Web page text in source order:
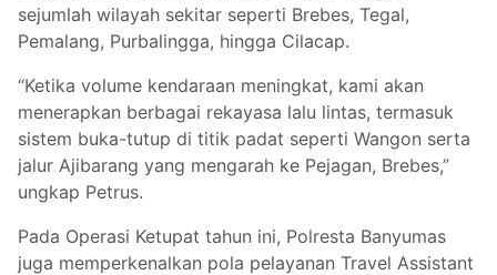
sejumlah wilayah sekitar seperti Brebes, Tegal,
Pemalang, Purbalingga, hingga Cilacap.
“Ketika volume kendaraan meningkat, kami akan
menerapkan berbagai rekayasa lalu lintas, termasuk
sistem buka-tutup di titik padat seperti Wangon serta
jalur Ajibarang yang mengarah ke Pejagan, Brebes,”
ungkap Petrus.
Pada Operasi Ketupat tahun ini, Polresta Banyumas
juga memperkenalkan pola pelayanan Travel Assistant